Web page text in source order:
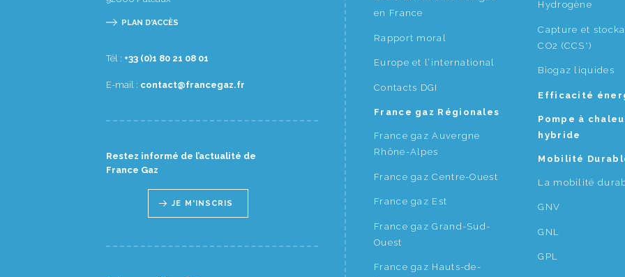
PLAN D'ACCÈS
Tél : 10 80 12 08 1(0) 33+
E-mail : rf.zagecnarf@tcatnoc
Restez informé de l’actualité de
France Gaz
JE M'INSCRIS
en France
Rapport moral
Europe et l’international
Contacts DGI
France gaz Régionales
France gaz Auvergne
Rhône-Alpes
France gaz Centre-Ouest
France gaz Est
France gaz Grand-Sud-
Ouest
France gaz Hauts-de-
Hydrogène
Capture et
CO2 (CCS*)
Biogaz liquides
Efficacité
Pompe à
hybride
Mobilité
La mobilité
GNV
GNL
GPL